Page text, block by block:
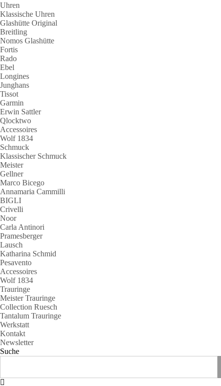
Uhren
Klassische Uhren
Glashütte Original
Breitling
Nomos Glashütte
Fortis
Rado
Ebel
Longines
Junghans
Tissot
Garmin
Erwin Sattler
Qlocktwo
Accessoires
Wolf 1834
Schmuck
Klassischer Schmuck
Meister
Gellner
Marco Bicego
Annamaria Cammilli
BIGLI
Crivelli
Noor
Carla Antinori
Pramesberger
Lausch
Katharina Schmid
Pesavento
Accessoires
Wolf 1834
Trauringe
Meister Trauringe
Collection Ruesch
Tantalum Trauringe
Werkstatt
Kontakt
Newsletter
Suche